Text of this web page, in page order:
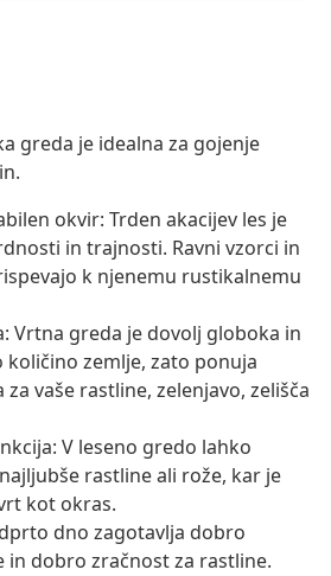
greda je idealna za gojenje
okvir: Trden akacijev les je
in trajnosti. Ravni vzorci in
k njenemu rustikalnemu
Vrtna greda je dovolj globoka in
količino zemlje, zato ponuja
vaše rastline, zelenjavo, zelišča
V leseno gredo lahko
rastline ali rože, kar je
kot okras.
dno zagotavlja dobro
in dobro zračnost za rastline.